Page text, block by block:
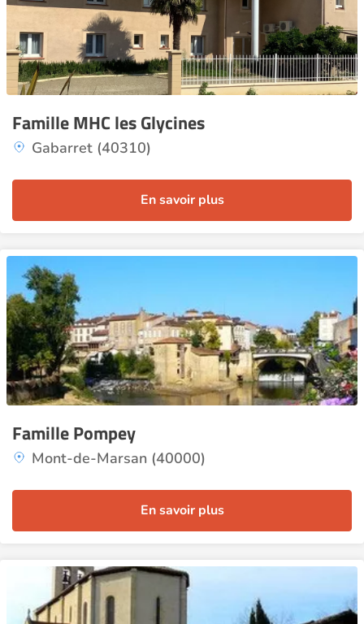
Famille MHC les Glycines
Gabarret (40310)
En savoir plus
Famille Pompey
Mont-de-Marsan (40000)
En savoir plus